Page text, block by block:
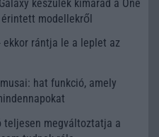
készülék kimarad a One
modellekről
ekkor rántja le a leplet az
hat funkció, amely
teljesen megváltoztatja a